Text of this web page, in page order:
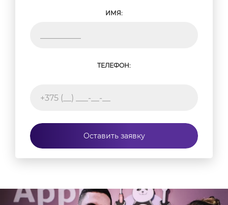
ИМЯ:
ТЕЛЕФОН:
Оставить заявку